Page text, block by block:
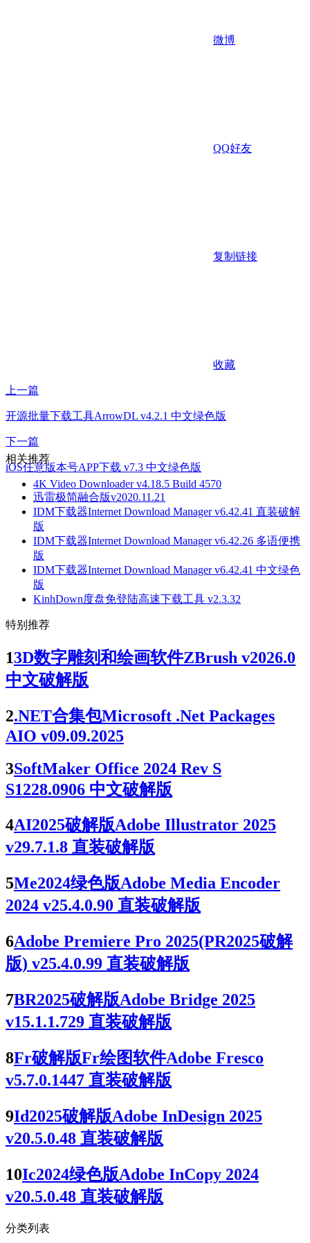
微博
QQ好友
复制链接
收藏
上一篇
开源批量下载工具ArrowDL v4.2.1 中文绿色版
下一篇
iOS任意版本号APP下载 v7.3 中文绿色版
相关推荐
4K Video Downloader v4.18.5 Build 4570
迅雷极简融合版v2020.11.21
IDM下载器Internet Download Manager v6.42.41 直装破解
版
IDM下载器Internet Download Manager v6.42.26 多语便携
版
IDM下载器Internet Download Manager v6.42.41 中文绿色
版
KinhDown度盘免登陆高速下载工具 v2.3.32
特别推荐
13D数字雕刻和绘画软件ZBrush v2026.0
中文破解版
2.NET合集包Microsoft .Net Packages
AIO v09.09.2025
3SoftMaker Office 2024 Rev S
S1228.0906 中文破解版
4AI2025破解版Adobe Illustrator 2025
v29.7.1.8 直装破解版
5Me2024绿色版Adobe Media Encoder
2024 v25.4.0.90 直装破解版
6Adobe Premiere Pro 2025(PR2025破解
版) v25.4.0.99 直装破解版
7BR2025破解版Adobe Bridge 2025
v15.1.1.729 直装破解版
8Fr破解版Fr绘图软件Adobe Fresco
v5.7.0.1447 直装破解版
9Id2025破解版Adobe InDesign 2025
v20.5.0.48 直装破解版
10Ic2024绿色版Adobe InCopy 2024
v20.5.0.48 直装破解版
分类列表